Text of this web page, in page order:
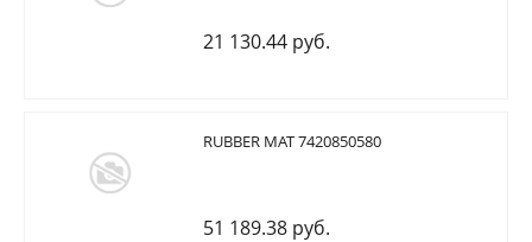
21 130.44 руб.
RUBBER MAT 7420850580
51 189.38 руб.